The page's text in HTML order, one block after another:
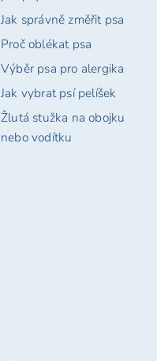
Jak správně změřit psa
Proč oblékat psa
Výběr psa pro alergika
Jak vybrat psí pelíšek
Žlutá stužka na obojku
nebo vodítku